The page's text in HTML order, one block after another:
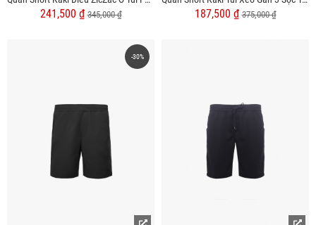
241,500 ₫345,000 ₫ 187,500 ₫375,000 ₫
-30%